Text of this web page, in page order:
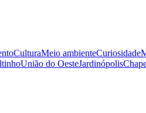
CulturaMeio ambienteCuriosidade
União do OesteJardinópolis